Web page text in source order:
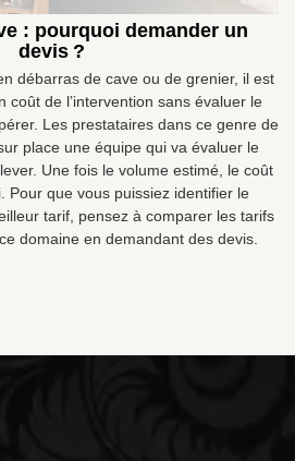
: pourquoi demander un
devis ?
débarras de cave ou de grenier, il est
coût de l’intervention sans évaluer le
Les prestataires dans ce genre de
place une équipe qui va évaluer le
Une fois le volume estimé, le coût
Pour que vous puissiez identifier le
tarif, pensez à comparer les tarifs
domaine en demandant des devis.